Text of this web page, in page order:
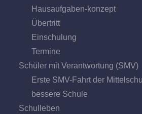
Hausaufgaben-konzept
Übertritt
Einschulung
Termine
Schüler mit Verantwortung (SMV)
Erste SMV-Fahrt der
bessere Schule
Schulleben